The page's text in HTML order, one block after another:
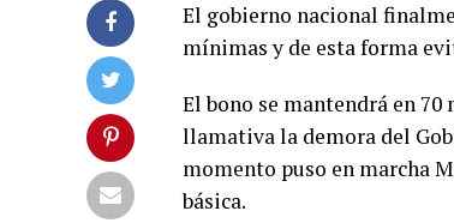
El gobierno nacional
mínimas y de esta forma
El bono se mantendrá en
llamativa la demora del
momento puso en marcha
básica.